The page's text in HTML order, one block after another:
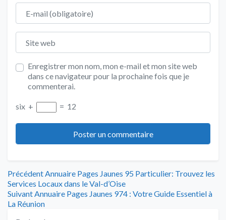
E-mail
Site web
Enregistrer mon nom, mon e-mail et mon site web
dans ce navigateur pour la prochaine fois que je
commenterai.
six + = 12
Navigation
de
Précédent Article
précédent
:
Annuaire Pages Jaunes 95 Particulier: Trouvez les
Services Locaux dans le Val-d’Oise
Suivant Article
suivant
Annuaire Pages Jaunes 974 : Votre Guide Essentiel à
La Réunion